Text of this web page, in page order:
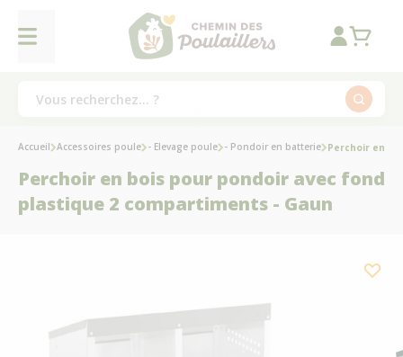
Accueil Accessoires poule - Elevage poule - Pondoir en batterie Perchoir en
Perchoir en bois pour pondoir avec fond
plastique 2 compartiments - Gaun